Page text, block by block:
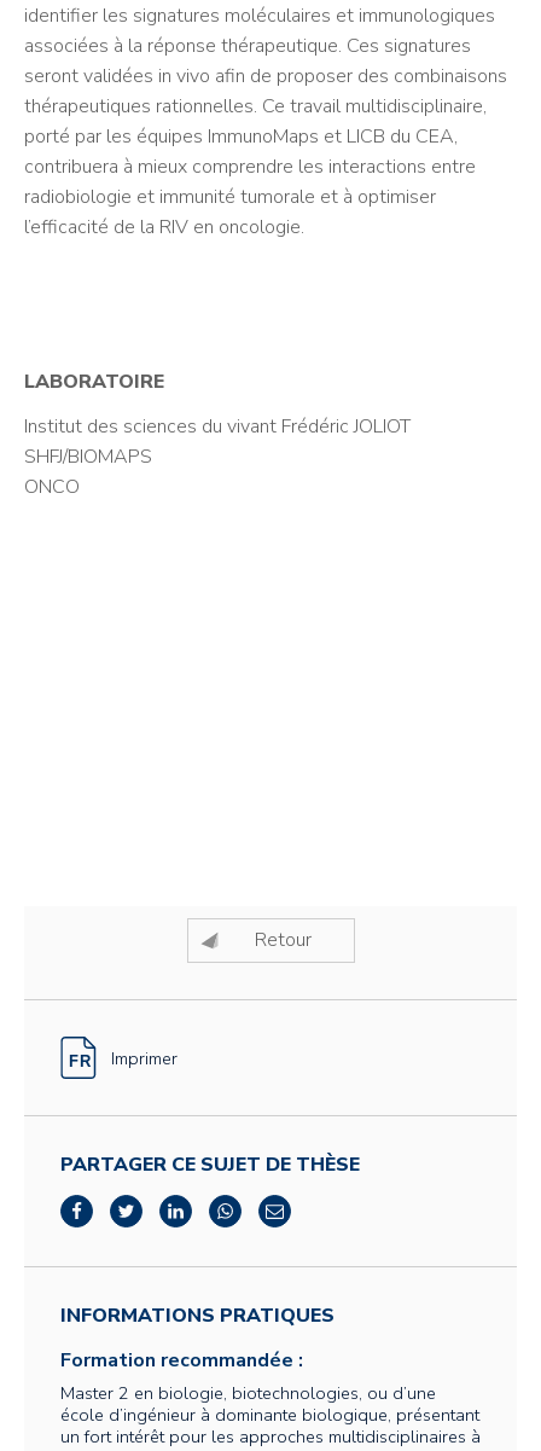
identifier les signatures moléculaires et immunologiques
associées à la réponse thérapeutique. Ces signatures
seront validées in vivo afin de proposer des combinaisons
thérapeutiques rationnelles. Ce travail multidisciplinaire,
porté par les équipes ImmunoMaps et LICB du CEA,
contribuera à mieux comprendre les interactions entre
radiobiologie et immunité tumorale et à optimiser
l’efficacité de la RIV en oncologie.
LABORATOIRE
Institut des sciences du vivant Frédéric JOLIOT
SHFJ/BIOMAPS
ONCO
Retour
Imprimer
PARTAGER CE SUJET DE THÈSE
INFORMATIONS PRATIQUES
Formation recommandée :
Master 2 en biologie, biotechnologies, ou d’une
école d’ingénieur à dominante biologique, présentant
un fort intérêt pour les approches multidisciplinaires à